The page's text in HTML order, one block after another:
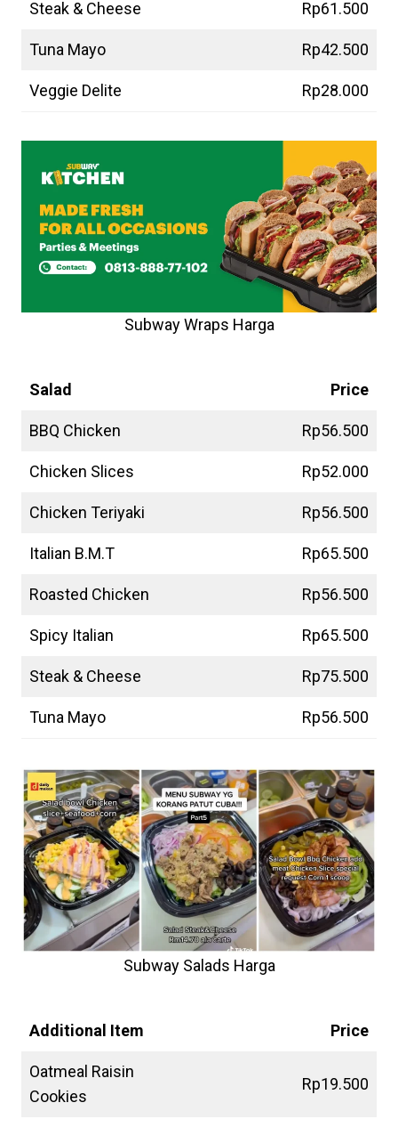
Steak & Cheese Rp61.500
Tuna Mayo Rp42.500
Veggie Delite Rp28.000
Subway Wraps Harga
Salad Price
BBQ Chicken Rp56.500
Chicken Slices Rp52.000
Chicken Teriyaki Rp56.500
Italian B.M.T Rp65.500
Roasted Chicken Rp56.500
Spicy Italian Rp65.500
Steak & Cheese Rp75.500
Tuna Mayo Rp56.500
Subway Salads Harga
Additional Item Price
Oatmeal Raisin
Cookies
Rp19.500